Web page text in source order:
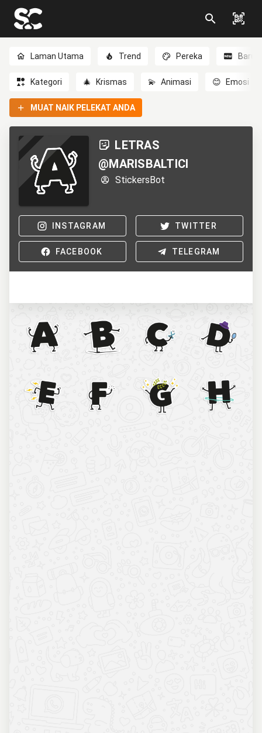
Laman Utama Trend Pereka Baru
Kategori 🎄 Krismas 💫 Animasi 😊 Emosi
MUAT NAIK PELEKAT ANDA
LETRAS
@MARISBALTICI
StickersBot
INSTAGRAM TWITTER
FACEBOOK TELEGRAM